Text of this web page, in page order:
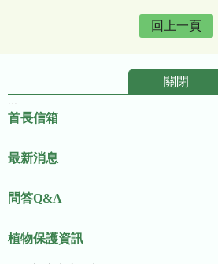
回上一頁
關閉
首長信箱
最新消息
問答Q&A
植物保護資訊